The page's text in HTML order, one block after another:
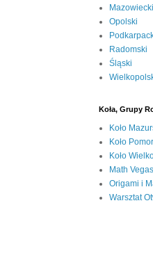
Mazowiecki
Opolski
Radomski
Śląski
Koła, Grupy
Koło
Koło
Koło
Math Vegas
Origami i
Warsztat